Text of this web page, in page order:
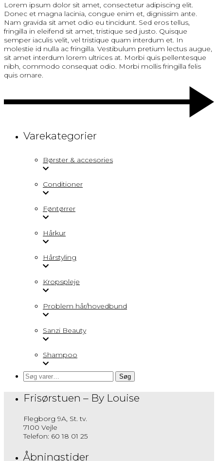
Lorem ipsum dolor sit amet, consectetur adipiscing elit.
Donec et magna lacinia, congue enim et, dignissim ante.
Nam gravida sit amet odio eu tincidunt. Sed eros tellus,
fringilla in eleifend sit amet, tristique sed justo. Quisque
semper iaculis velit, vel tristique quam interdum et. In
molestie id nulla ac fringilla. Vestibulum pretium lectus augue,
sit amet interdum lorem ultrices at. Morbi quis pellentesque
nibh, commodo consequat odio. Morbi mollis fringilla felis
quis ornare.
Varekategorier
Børster & accesories
Conditioner
Føntørrer
Hårkur
Hårstyling
Kropspleje
Problem hår/hovedbund
Sanzi Beauty
Shampoo
Søg
efter:
Søg
Frisørstuen – By Louise
Flegborg 9A, St. tv.
7100 Vejle
Telefon: 60 18 01 25
Åbningstider